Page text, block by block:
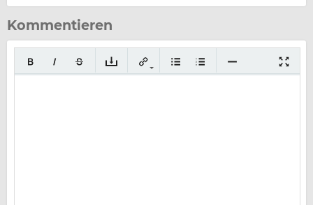
Kommentieren